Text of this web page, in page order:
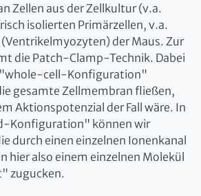
Zellen aus der Zellkultur (v.a.
isolierten Primärzellen, v.a.
der Maus. Zur
die Patch-Clamp-Technik. Dabei
"whole-cell-Konfiguration"
gesamte Zellmembran fließen,
Aktionspotenzial der Fall wäre. In
Konfiguration" können wir
durch einen einzelnen Ionenkanal
hier also einem einzelnen Molekül
zugucken.